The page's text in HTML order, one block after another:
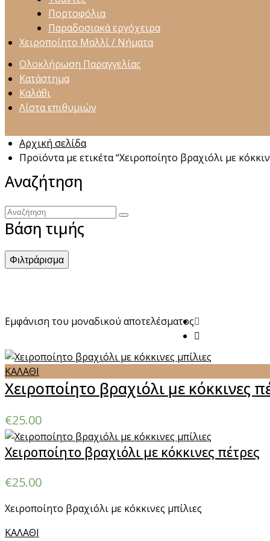
Πορτοφόλια
Παραδοσιακά εργόχειρα
Χειροποίητο Μαλλί / Νήματα
Ολοκλήρωση Παραγγελίας
Κατάστημα
Καλάθι
Λίστα επιθυμιών
Αρχική σελίδα
Προϊόντα με ετικέτα “Χειροποίητο βραχιόλι με
Αναζήτηση
Αναζήτηση
Βάση τιμής
Φιλτράρισμα
Εμφάνιση του μοναδικού αποτελέσματος
ΚΑΛΑΘΙ
Χειροποίητο βραχιόλι με κόκκινες
€25.00
Χειροποίητο βραχιόλι με κόκκινες πέτρες
€25.00
Χειροποίητο βραχιόλι με κόκκινες μπίλιες
ΚΑΛΑΘΙ